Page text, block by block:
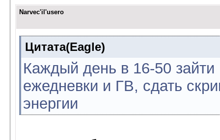
Narvec'il'usero
Цитата(Eagle)
Каждый день в 16-50 зайти
ежедневки и ГВ, сдать
энергии